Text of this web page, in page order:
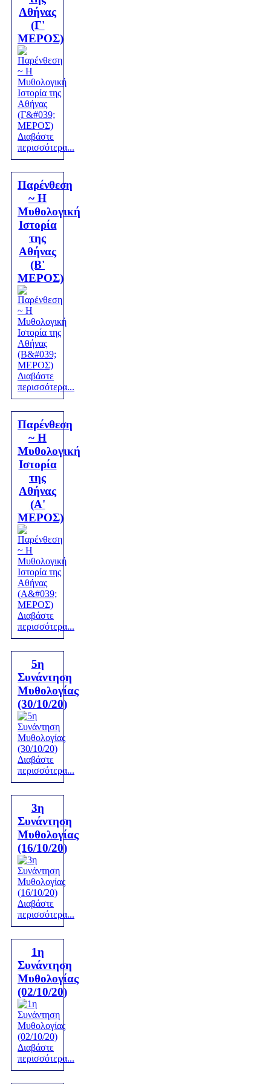
Αθήνας
(Γ'
ΜΕΡΟΣ)
Διαβάστε
περισσότερα...
Παρένθεση
~ Η
Μυθολογική
Ιστορία
της
Αθήνας
(Β'
ΜΕΡΟΣ)
Διαβάστε
περισσότερα...
Παρένθεση
~ Η
Μυθολογική
Ιστορία
της
Αθήνας
(Α'
ΜΕΡΟΣ)
Διαβάστε
περισσότερα...
5η
Συνάντηση
Μυθολογίας
(30/10/20)
Διαβάστε
περισσότερα...
3η
Συνάντηση
Μυθολογίας
(16/10/20)
Διαβάστε
περισσότερα...
1η
Συνάντηση
Μυθολογίας
(02/10/20)
Διαβάστε
περισσότερα...